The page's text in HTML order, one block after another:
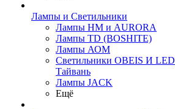
Лампы и Светильники
Лампы HM и AURORA
Лампы TD (BOSHITE)
Лампы АОМ
Светильники OBEIS И LED
Тайвань
Лампы JACK
Ещё